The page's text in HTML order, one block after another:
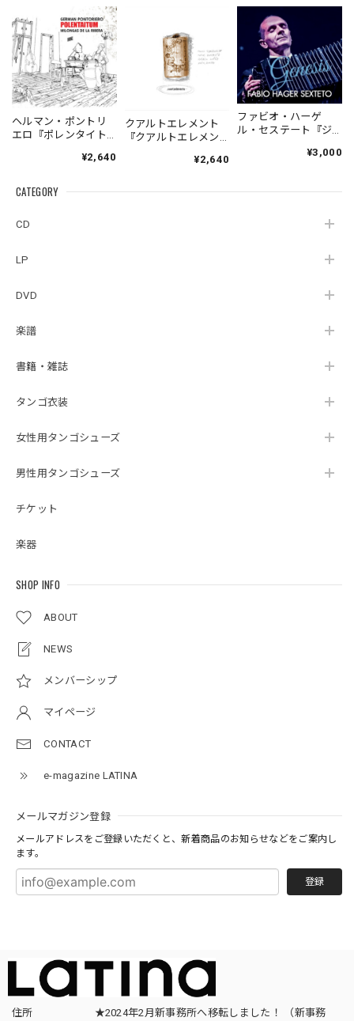
CATEGORY
CD
LP
DVD
楽譜
書籍・雑誌
タンゴ衣装
女性用タンゴシューズ
男性用タンゴシューズ
チケット
楽器
SHOP INFO
ABOUT
NEWS
メンバーシップ
マイページ
CONTACT
e-magazine LATINA
メールマガジン登録
メールアドレスをご登録いただくと、新着商品のお知らせなどをご案内し
ます。
登録
ヘルマン・ポントリ
エロ『ポレンタイト
Pontoriero『POLENT
la Ribera』
¥2,640
クアルトエレメント
『クアルトエレメン
Cuartoelemento『Cu
（007RECORDS-27）
¥2,640
ファビオ・ハーゲ
ル・セステート『ジ
¥3,000
住所
★2024年2月新事務所へ移転しました！ （新事務